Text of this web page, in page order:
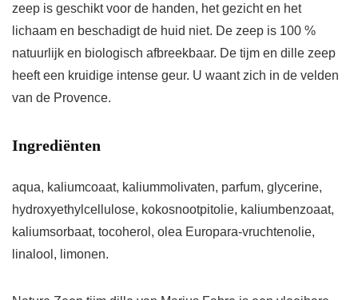
zeep is geschikt voor de handen, het gezicht en het
lichaam en beschadigt de huid niet. De zeep is 100 %
natuurlijk en biologisch afbreekbaar. De tijm en dille zeep
heeft een kruidige intense geur. U waant zich in de velden
van de Provence.
Ingrediënten
aqua, kaliumcoaat, kaliummolivaten, parfum, glycerine,
hydroxyethylcellulose, kokosnootpitolie, kaliumbenzoaat,
kaliumsorbaat, tocoherol, olea Europara-vruchtenolie,
linalool, limonen.